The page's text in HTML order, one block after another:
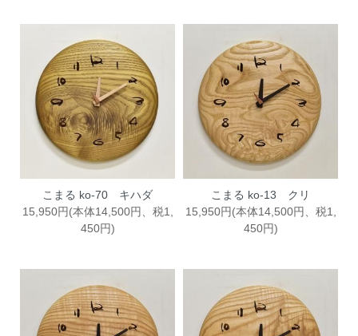
こまる ko-70 キハダ
15,950円(本体14,500円、税1,
450円)
こまる ko-13 クリ
15,950円(本体14,500円、税1,
450円)